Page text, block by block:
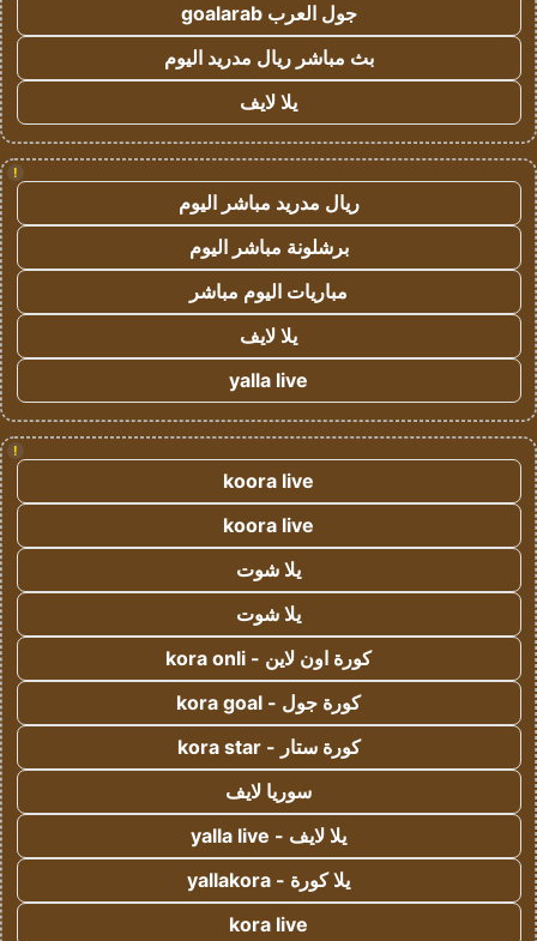
جول العرب goalarab
بث مباشر ريال مدريد اليوم
يلا لايف
!
ريال مدريد مباشر اليوم
برشلونة مباشر اليوم
مباريات اليوم مباشر
يلا لايف
yalla live
!
koora live
koora live
يلا شوت
يلا شوت
كورة اون لاين - kora onli
كورة جول - kora goal
كورة ستار - kora star
سوريا لايف
يلا لايف - yalla live
يلا كورة - yallakora
kora live